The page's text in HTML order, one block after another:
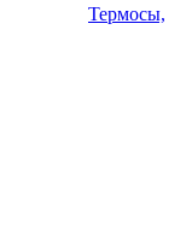
Термосы,